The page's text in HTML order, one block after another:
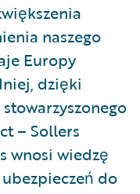
naszego
Europy
dzięki
– Sollers
wnosi wiedzę
do